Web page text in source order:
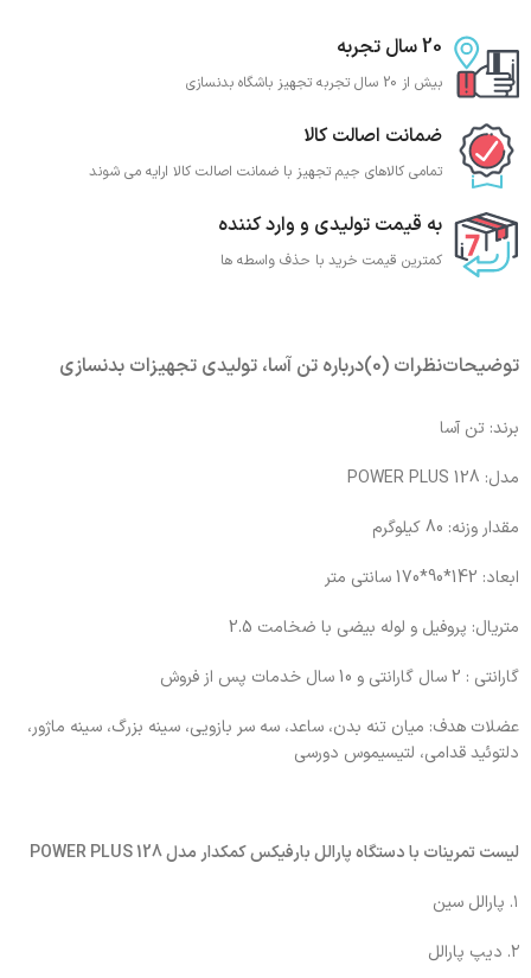
20 سال تجربه
بیش از 20 سال تجربه تجهیز باشگاه بدنسازی
ضمانت اصالت کالا
تمامی کالاهای جیم تجهیز با ضمانت اصالت کالا ارایه می شوند
به قیمت تولیدی و وارد کننده
کمترین قیمت خرید با حذف واسطه ها
توضیحاتنظرات (0) درباره تن آسا، تولیدی تجهیزات بدنسازی
برند: تن آسا
مدل: POWER PLUS 128
مقدار وزنه: 80 کیلوگرم
ابعاد: 142*90*170 سانتی متر
متریال: پروفیل و لوله بیضی با ضخامت 2.5
گارانتی : 2 سال گارانتی و 10 سال خدمات پس از فروش
عضلات هدف: میان تنه بدن، ساعد، سه سر بازویی، سینه بزرگ، سینه ماژور،
دلتوئید قدامی، لتیسیموس دورسی
لیست تمرینات با دستگاه پارالل بارفیکس کمکدار مدل POWER PLUS 128
۱. پارالل سین
۲. دیپ پارالل